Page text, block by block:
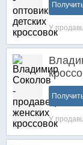
У
У